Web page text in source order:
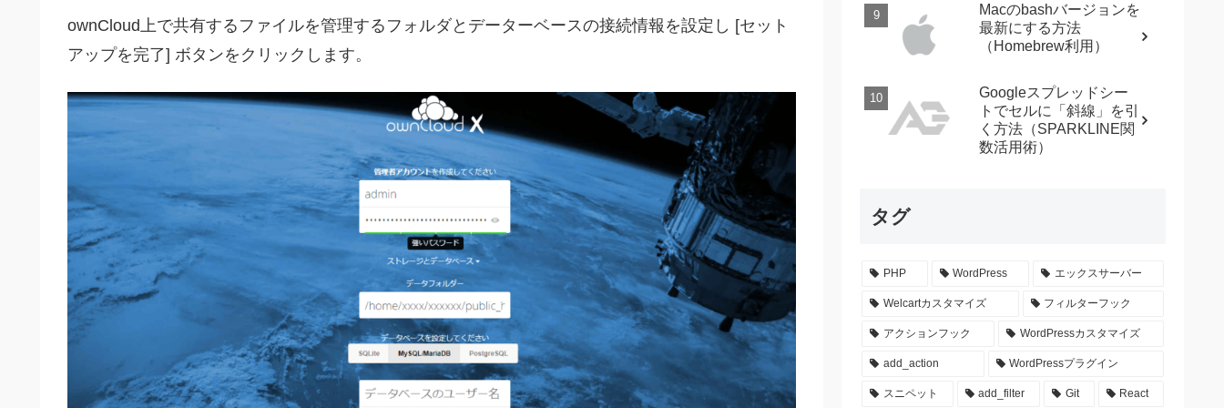
ownCloud上で共有するファイルを管理するフォルダとデーターベースの接続情報を設定し [セット
アップを完了] ボタンをクリックします。
Macのbashバージョンを
最新にする方法
（Homebrew利用）
Googleスプレッドシー
トでセルに「斜線」を引
く方法（SPARKLINE関
数活用術）
タグ
PHP WordPress エックスサーバー
Welcartカスタマイズ フィルターフック
アクションフック WordPressカスタマイズ
add_action WordPressプラグイン
スニペット add_filter Git React